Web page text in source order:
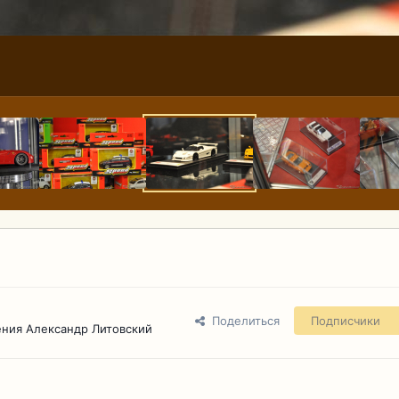
Александр Литовский
Поделиться Подписчики